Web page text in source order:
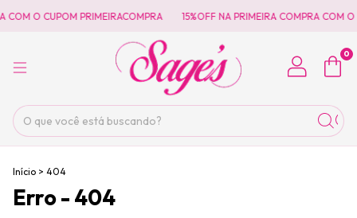
O CUPOM PRIMEIRACOMPRA 15%OFF NA PRIMEIRA COMPRA COM O
0
Início > 404
Erro - 404